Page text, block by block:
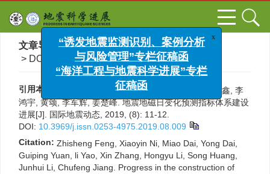
文章导航 >国际地震动态>2019>(8): 11-12.
> DOI:
10.3969/j.issn.0253-4975.2019.08.009
引用本文:
冯志生, 倪晓寅, 戴苗, 戴勇, 袁桂平, 姚丽, 章鑫, 李
鸿宇, 黄颂, 李军辉, 姜楚峰. 地震地磁日变化预测指标体系建设
进展[J]. 国际地震动态, 2019, (8): 11-12.
DOI: 10.3969/j.issn.0253-4975.2019.08.009
Citation: Zhisheng Feng, Xiaoyin Ni, Miao Dai, Yong Dai,
Guiping Yuan, li Yao, Xin Zhang, Hongyu Li, Song Huang,
Junhui Li, Chufeng Jiang. Progress in the construction of
“诱发地震监测识别、案例分析
与风险管理”专栏征稿函
“海洋工程与地震科学进展”专栏
征稿函